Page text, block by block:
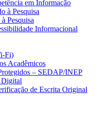
em Informação
à Pesquisa
Pesquisa
Informacional
Fi)
Acadêmicos
– SEDAP/INEP
Digital
de Escrita Original